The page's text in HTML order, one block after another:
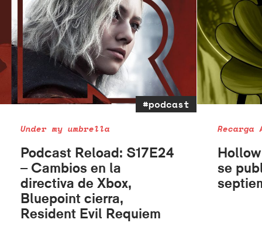
#podcast
Under my umbrella
Podcast Reload: S17E24
– Cambios en la
directiva de Xbox,
Bluepoint cierra,
Resident Evil Requiem
Recarga
se